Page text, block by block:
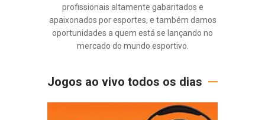
profissionais altamente gabaritados e
apaixonados por esportes, e também damos
oportunidades a quem está se lançando no
mercado do mundo esportivo.
Jogos ao vivo todos os dias